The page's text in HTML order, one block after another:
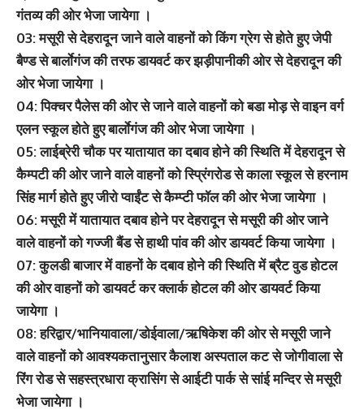
गंतव्य की ओर भेजा जायेगा ।
03: मसूरी से देहरादून जाने वाले वाहनों को किंग ग्रेग से होते हुए जेपी
बैण्ड से बार्लाेगंज की तरफ डायवर्ट कर झड़ीपानीकी ओर से देहरादून की
ओर भेजा जायेगा ।
04: पिक्चर पैलेस की ओर से जाने वाले वाहनों को बडा मोड़ से वाइन वर्ग
एलन स्कूल होते हुए बार्लाेगंज की ओर भेजा जायेगा ।
05: लाईब्रेरी चौक पर यातायात का दबाव होने की स्थिति में देहरादून से
कैम्पटी की ओर जाने वाले वाहनों को स्प्रिंगरोड से काला स्कूल से हरनाम
सिंह मार्ग होते हुए जीरो प्वाईंट से कैम्प्टी फॉल की ओर भेजा जायेगा ।
06: मसूरी में यातायात दबाव होने पर देहरादून से मसूरी की ओर जाने
वाले वाहनों को गज्जी बैंड से हाथी पांव की ओर डायवर्ट किया जायेगा ।
07: कुलडी बाजार में वाहनों के दबाव होने की स्थिति में ब्रैट वुड होटल
की ओर वाहनों को डायवर्ट कर क्लार्क होटल की ओर डायवर्ट किया
जायेगा ।
08: हरिद्वार/भानियावाला/डोईवाला/ऋषिकेश की ओर से मसूरी जाने
वाले वाहनों को आवश्यकतानुसार कैलाश अस्पताल कट से जोगीवाला से
रिंग रोड से सहस्त्रधारा क्रासिंग से आईटी पार्क से सांई मन्दिर से मसूरी
भेजा जायेगा ।